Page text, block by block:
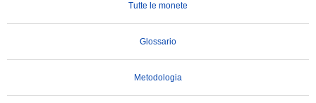
Tutte le monete
Glossario
Metodologia